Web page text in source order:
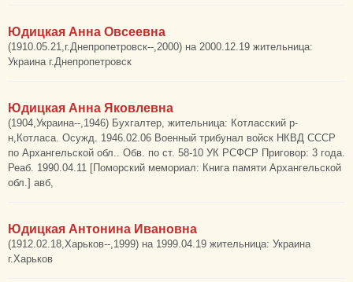
Юдицкая Анна Овсеевна
(1910.05.21,г.Днепропетровск--,2000) на 2000.12.19 жительница:
Украина г.Днепропетровск
Юдицкая Анна Яковлевна
(1904,Украина--,1946) Бухгалтер, жительница: Котласский р-
н,Котласа. Осужд. 1946.02.06 Военный трибунал войск НКВД СССР
по Архангельской обл.. Обв. по ст. 58-10 УК РСФСР Приговор: 3 года.
Реаб. 1990.04.11 [Поморский мемориал: Книга памяти Архангельской
обл.] авб,
Юдицкая Антонина Ивановна
(1912.02.18,Харьков--,1999) на 1999.04.19 жительница: Украина
г.Харьков